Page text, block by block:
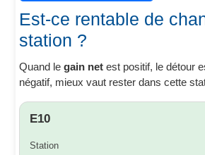
Est-ce rentable de
station ?
Quand legain net est positif, le détour
négatif, mieux vaut rester dans cette
E10
Station